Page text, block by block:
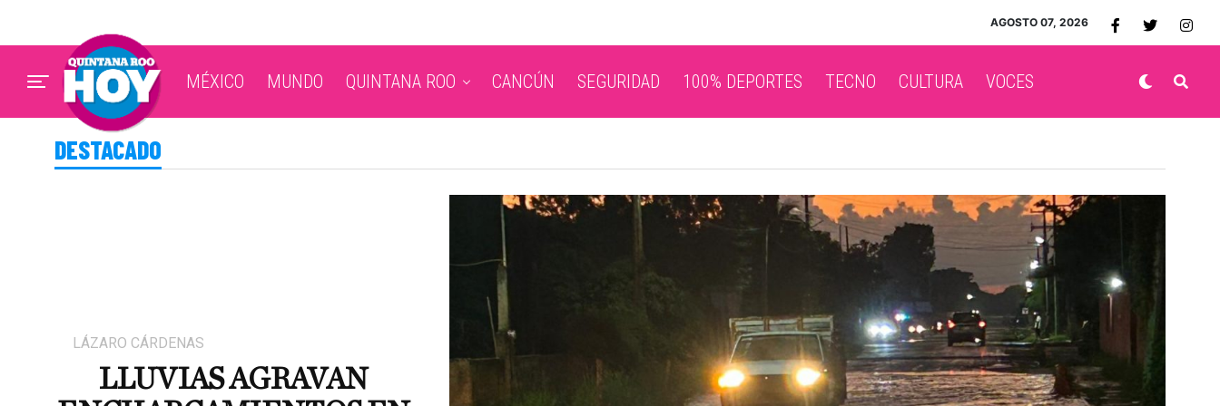
AGOSTO 07, 2026
MÉXICO MUNDO QUINTANA ROO CANCÚN SEGURIDAD 100% DEPORTES TECNO CULTURA VOCES
DESTACADO
LÁZARO CÁRDENAS
LLUVIAS AGRAVAN